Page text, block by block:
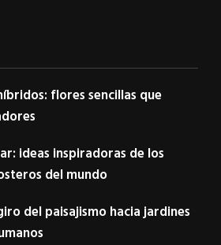
flores sencillas que
ideas inspiradoras de los
del mundo
del paisajismo hacia jardines